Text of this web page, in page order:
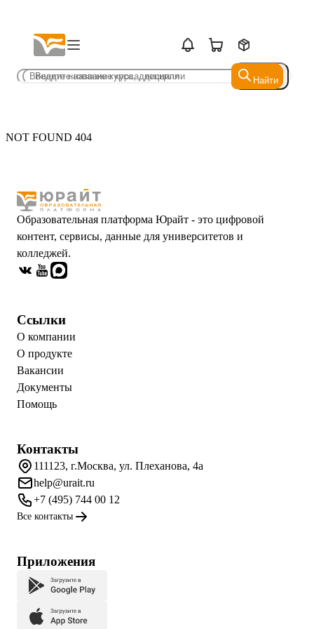
Найти
Найти
NOT FOUND 404
Образовательная платформа Юрайт - это цифровой
контент, сервисы, данные для университетов и
колледжей.
Ссылки
О компании
О продукте
Вакансии
Документы
Помощь
Контакты
111123, г.Москва, ул. Плеханова, 4а
help@urait.ru
+7 (495) 744 00 12
Все контакты
Приложения